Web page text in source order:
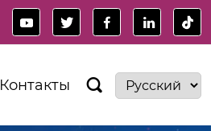
    
Контакты 